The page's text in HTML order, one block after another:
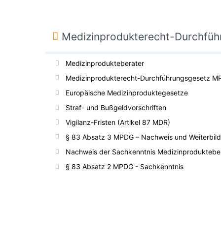
Medizinprodukterecht-
Medizinprodukteberater
Medizinprodukterecht-Durchführungsgesetz
Europäische Medizinproduktegesetze
Straf- und Bußgeldvorschriften
Vigilanz-Fristen (Artikel 87 MDR)
§ 83 Absatz 3 MPDG – Nachweis und
Nachweis der Sachkenntnis
§ 83 Absatz 2 MPDG - Sachkenntnis